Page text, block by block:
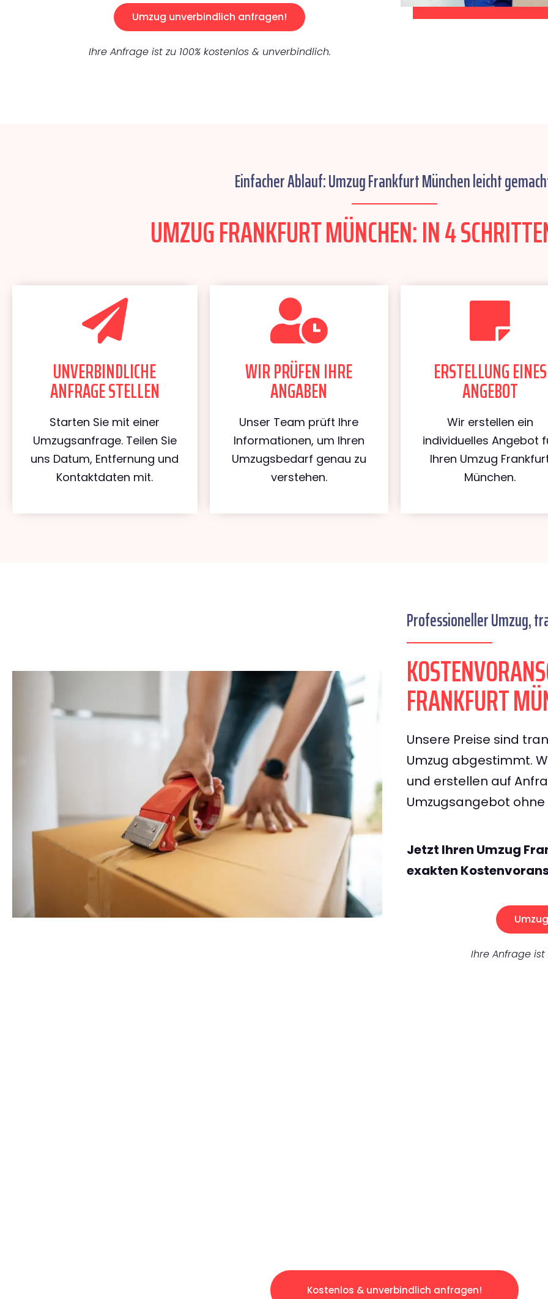
Umzug unverbindlich anfragen!
Ihre Anfrage ist zu 100% kostenlos & unverbindlich.
Einfacher Ablauf: Umzug Frankfurt München leicht
UMZUG FRANKFURT MÜNCHEN: IN 4
UNVERBINDLICHE
ANFRAGE STELLEN
Starten Sie mit einer
Umzugsanfrage. Teilen Sie
uns Datum, Entfernung und
Kontaktdaten mit.
WIR PRÜFEN IHRE
ANGABEN
Unser Team prüft Ihre
Informationen, um Ihren
Umzugsbedarf genau zu
verstehen.
ERSTELLUNG EINES
ANGEBOT
Wir erstellen ein
individuelles Angebot
Ihren Umzug
München.
Professioneller Umzug,
FRANKFURT
Unsere Preise sind
Umzug abgestimmt.
und erstellen auf
Umzugsangebot
Jetzt Ihren Umzug
exakten
Ihre Anfrage ist
Kostenlos & unverbindlich anfragen!